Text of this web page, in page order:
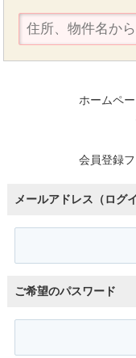
ホームペ
会員登録
メールアドレス（ログ
ご希望のパスワード